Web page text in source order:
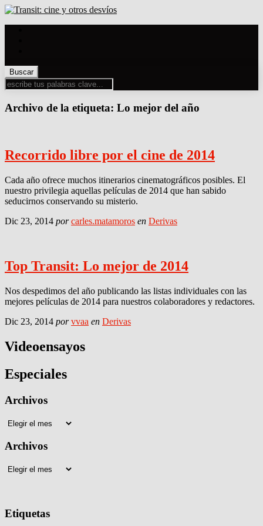
Archivo de la etiqueta: Lo mejor del año
Recorrido libre por el cine de 2014
Cada año ofrece muchos itinerarios cinematográficos posibles. El
nuestro privilegia aquellas películas de 2014 que han sabido
seducirnos conservando su misterio.
Dic 23, 2014 por carles.matamoros en Derivas
Top Transit: Lo mejor de 2014
Nos despedimos del año publicando las listas individuales con las
mejores películas de 2014 para nuestros colaboradores y redactores.
Dic 23, 2014 por vvaa en Derivas
Videoensayos
Especiales
Archivos
Archivos
Archivos
Archivos
Etiquetas